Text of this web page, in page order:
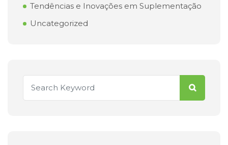
Tendências e Inovações em Suplementação
Uncategorized